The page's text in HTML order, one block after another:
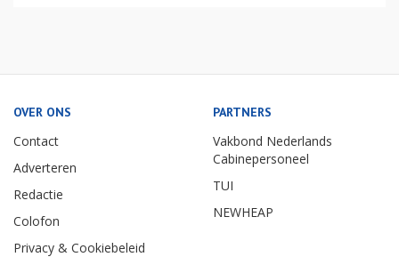
OVER ONS
Contact
Adverteren
Redactie
Colofon
Privacy & Cookiebeleid
PARTNERS
Vakbond Nederlands
Cabinepersoneel
TUI
NEWHEAP